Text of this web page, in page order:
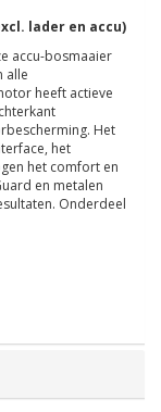
lader en accu)
accu-bosmaaier
alle
heeft actieve
Het
het
het comfort en
en metalen
Onderdeel